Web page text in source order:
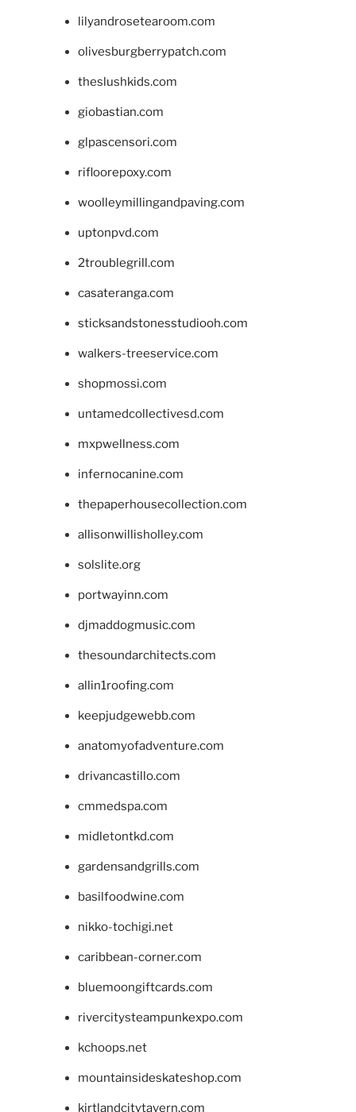
lilyandrosetearoom.com
olivesburgberrypatch.com
theslushkids.com
giobastian.com
glpascensori.com
rifloorepoxy.com
woolleymillingandpaving.com
uptonpvd.com
2troublegrill.com
casateranga.com
sticksandstonesstudiooh.com
walkers-treeservice.com
shopmossi.com
untamedcollectivesd.com
mxpwellness.com
infernocanine.com
thepaperhousecollection.com
allisonwillisholley.com
solslite.org
portwayinn.com
djmaddogmusic.com
thesoundarchitects.com
allin1roofing.com
keepjudgewebb.com
anatomyofadventure.com
drivancastillo.com
cmmedspa.com
midletontkd.com
gardensandgrills.com
basilfoodwine.com
nikko-tochigi.net
caribbean-corner.com
bluemoongiftcards.com
rivercitysteampunkexpo.com
kchoops.net
mountainsideskateshop.com
kirtlandcitytavern.com